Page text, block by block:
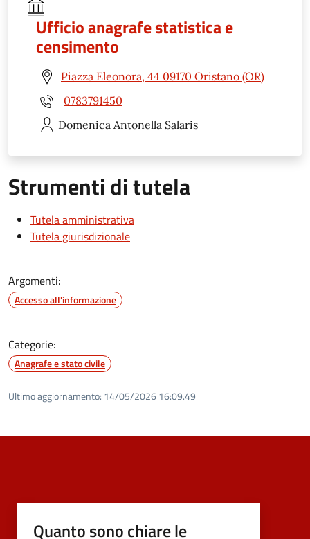
Ufficio anagrafe statistica e
censimento
Piazza Eleonora, 44 09170 Oristano (OR)
0783791450
Domenica Antonella Salaris
Strumenti di tutela
Tutela amministrativa
Tutela giurisdizionale
Argomenti:
Accesso all'informazione
Categorie:
Anagrafe e stato civile
Ultimo aggiornamento: 14/05/2026 16:09.49
Quanto sono chiare le